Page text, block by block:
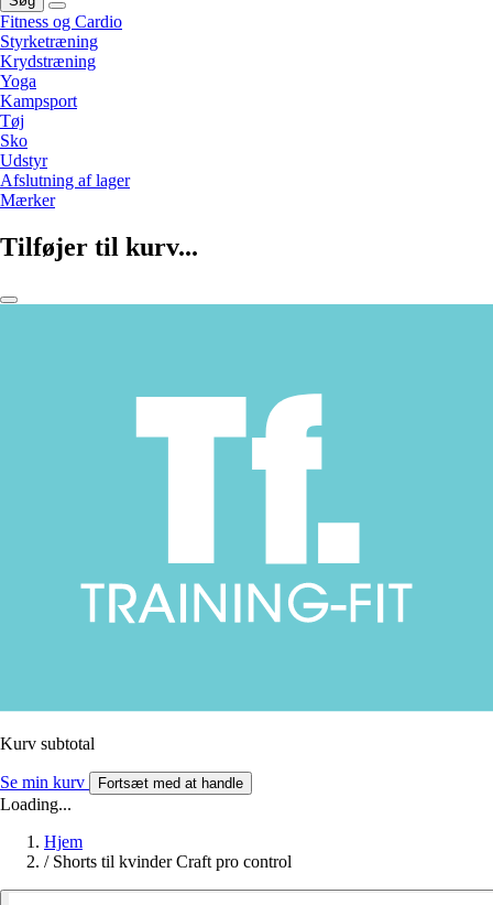
Fitness og Cardio
Styrketræning
Krydstræning
Yoga
Kampsport
Tøj
Sko
Udstyr
Afslutning af lager
Mærker
Tilføjer til kurv...
Kurv subtotal
Se min kurv Fortsæt med at handle
Loading...
Hjem
/ Shorts til kvinder Craft pro control